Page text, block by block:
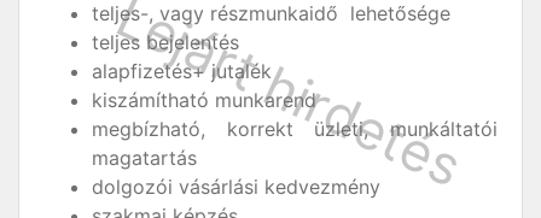
teljes-, vagy részmunkaidő lehetősége
teljes bejelentés
alapfizetés+ jutalék
kiszámítható munkarend
megbízható, korrekt üzleti, munkáltatói
magatartás
dolgozói vásárlási kedvezmény